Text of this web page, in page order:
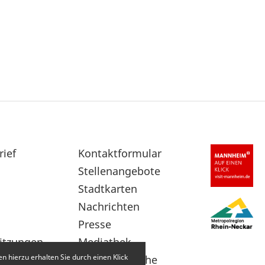
Sekundärnavigation
im
Fußbereich
Kontaktformular
Stellenangebote
Stadtkarten
Nachrichten
Presse
Mediathek
Leichte Sprache
hierzu erhalten Sie durch einen Klick